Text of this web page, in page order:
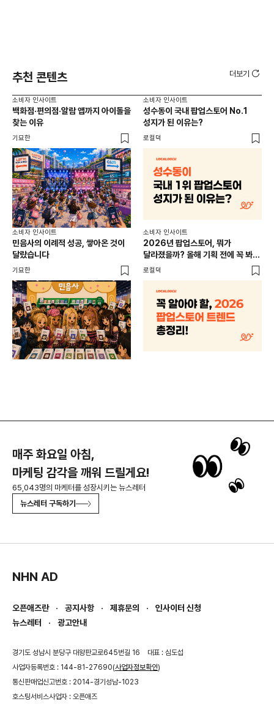
추천 콘텐츠 더보기
소비자 인사이트
백화점·편의점·알람 앱까지 아이돌을
찾는 이유
기묘한
소비자 인사이트
성수동이 국내 팝업스토어 No.1
성지가 된 이유는?
로컬덕
소비자 인사이트
민음사의 이례적 성공, 쌓아온 것이
달랐습니다
기묘한
소비자 인사이트
2026년 팝업스토어, 뭐가
달라졌을까? 올해 기획 전에 꼭 봐야
할 트렌드 4가지
로컬덕
매주 화요일 아침,
마케팅 감각을 깨워 드릴게요!
65,043명의 마케터를 성장시키는 뉴스레터
뉴스레터 구독하기
NHN AD
오픈애즈란 공지사항 제휴문의
인사이터 신청
뉴스레터
광고안내
경기도 성남시 분당구 대왕판교로645번길 16
대표 : 심도섭
사업자등록번호 : 144-81-27690(사업자정보확인)
통신판매업신고번호 : 2014-경기성남-1023
호스팅서비스사업자 : 오픈애즈